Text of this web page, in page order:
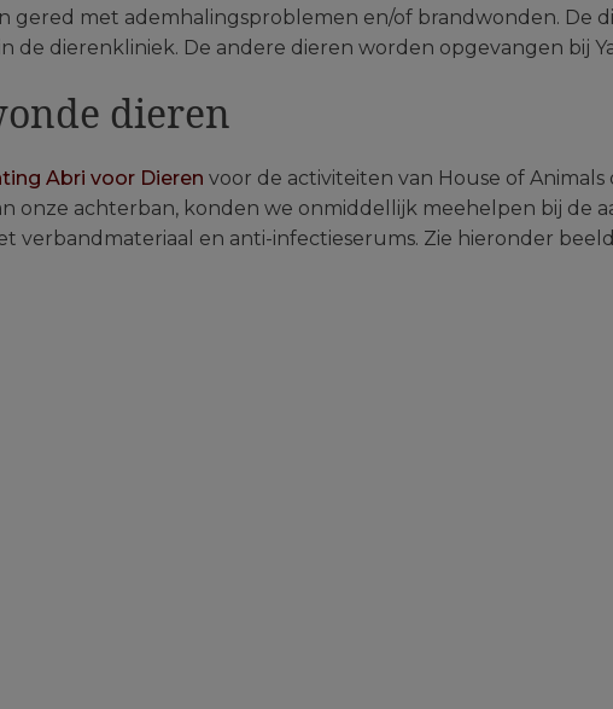
gered met ademhalingsproblemen en/of brandwonden. De
de dierenkliniek. De andere dieren worden opgevangen bij
dieren
Abri voor Dieren voor de activiteiten van House of Animals
onze achterban, konden we onmiddellijk meehelpen bij de
verbandmateriaal en anti-infectieserums. Zie hieronder